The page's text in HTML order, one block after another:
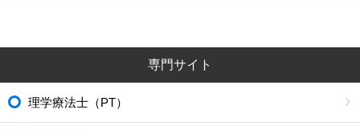
専門サイト
理学療法士（PT）